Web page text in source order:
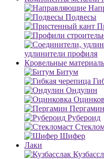
Подвесы
удлинители профиля
Кровельные
Битум
Ондулин
Пергамин
Рубероид
Шифер
Лаки